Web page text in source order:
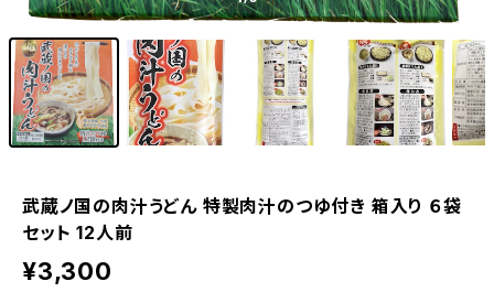
武蔵ノ国の肉汁うどん 特製肉汁のつゆ付き 箱入り ６袋
セット 12人前
¥3,300